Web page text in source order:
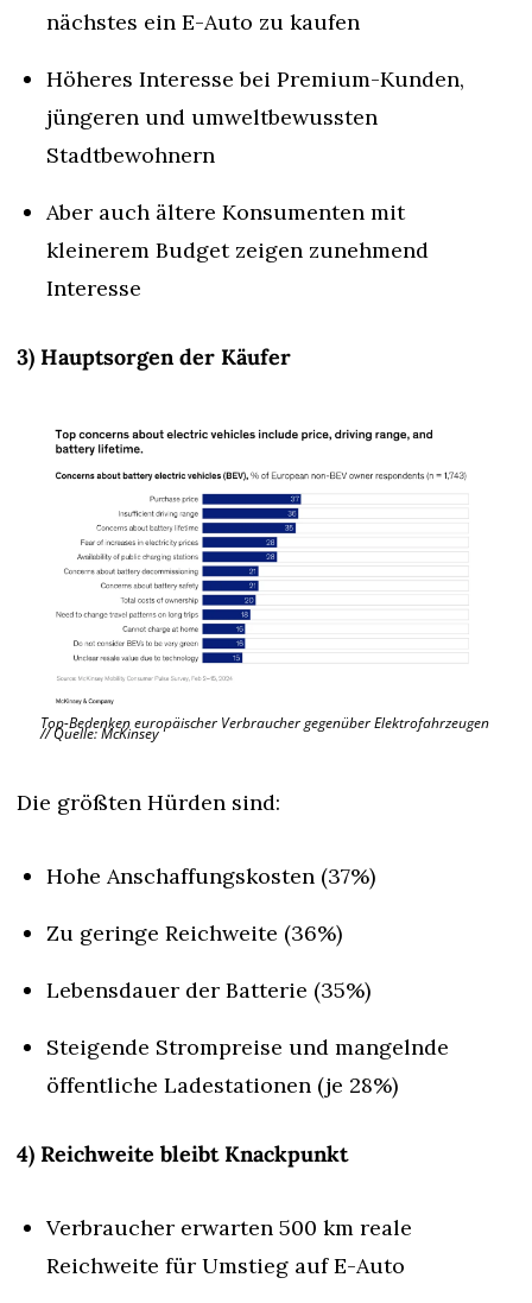
nächstes ein E-Auto zu kaufen
Höheres Interesse bei Premium-Kunden,
jüngeren und umweltbewussten
Stadtbewohnern
Aber auch ältere Konsumenten mit
kleinerem Budget zeigen zunehmend
Interesse
3) Hauptsorgen der Käufer
Top-Bedenken europäischer Verbraucher gegenüber Elektrofahrzeugen
// Quelle: McKinsey
Die größten Hürden sind:
Hohe Anschaffungskosten (37%)
Zu geringe Reichweite (36%)
Lebensdauer der Batterie (35%)
Steigende Strompreise und mangelnde
öffentliche Ladestationen (je 28%)
4) Reichweite bleibt Knackpunkt
Verbraucher erwarten 500 km reale
Reichweite für Umstieg auf E-Auto